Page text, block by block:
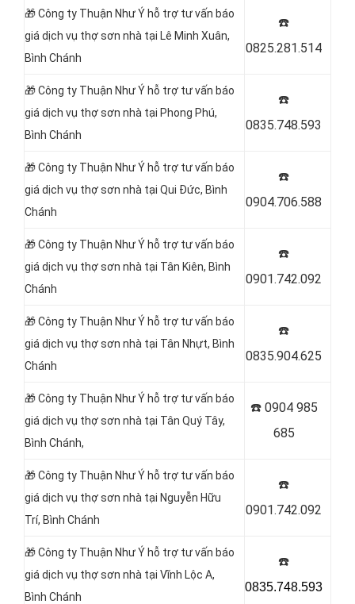
🎁 Công ty Thuận Như Ý hỗ trợ tư vấn báo
giá dịch vụ thợ sơn nhà tại Lê Minh Xuân,
Bình Chánh
☎️
0825.281.514
🎁 Công ty Thuận Như Ý hỗ trợ tư vấn báo
giá dịch vụ thợ sơn nhà tại Phong Phú,
Bình Chánh
☎️
0835.748.593
🎁 Công ty Thuận Như Ý hỗ trợ tư vấn báo
giá dịch vụ thợ sơn nhà tại Qui Đức, Bình
Chánh
☎️
0904.706.588
🎁 Công ty Thuận Như Ý hỗ trợ tư vấn báo
giá dịch vụ thợ sơn nhà tại Tân Kiên, Bình
Chánh
☎️
0901.742.092
🎁 Công ty Thuận Như Ý hỗ trợ tư vấn báo
giá dịch vụ thợ sơn nhà tại Tân Nhựt, Bình
Chánh
☎️
0835.904.625
🎁 Công ty Thuận Như Ý hỗ trợ tư vấn báo
giá dịch vụ thợ sơn nhà tại Tân Quý Tây,
Bình Chánh,
☎️0904 985
685
🎁 Công ty Thuận Như Ý hỗ trợ tư vấn báo
giá dịch vụ thợ sơn nhà tại Nguyễn Hữu
Trí, Bình Chánh
☎️
0901.742.092
🎁 Công ty Thuận Như Ý hỗ trợ tư vấn báo
giá dịch vụ thợ sơn nhà tại Vĩnh Lộc A,
Bình Chánh
☎️
0835.748.593